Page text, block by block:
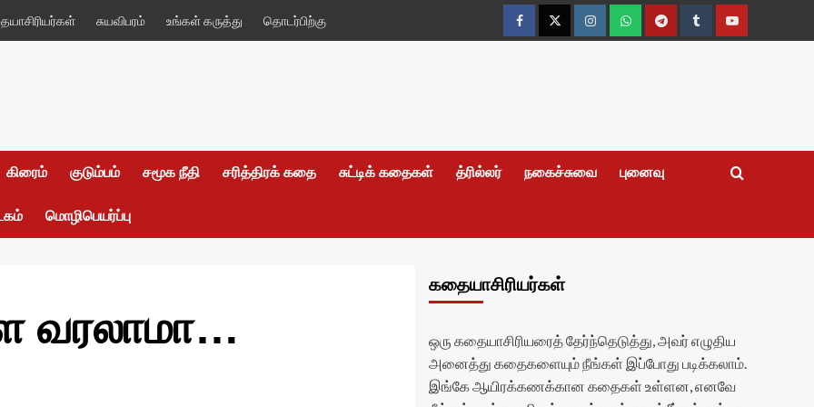
சுயவிபரம் உங்கள் கருத்து தொடர்பிற்கு
FacebookTwitterInstagramWhatsappTelegramTumblrYouTube
கிரைம் குடும்பம் சமூக நீதி சரித்திரக் கதை சுட்டிக் கதைகள் த்ரில்லர் நகைச்சுவை புனைவு
மொழிபெயர்ப்பு
வரலாமா…
கதையாசிரியர்கள்
ஒரு கதையாசிரியரைத் தேர்ந்தெடுத்து, அவர் எழுதிய
அனைத்து கதைகளையும் நீங்கள் இப்போது படிக்கலாம்.
இங்கே ஆயிரக்கணக்கான கதைகள் உள்ளன, எனவே